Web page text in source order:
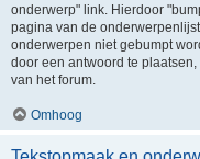
onderwerp" link. Hierdoor
pagina van de
onderwerpen niet gebumpt
door een antwoord te
van het forum.
Omhoog